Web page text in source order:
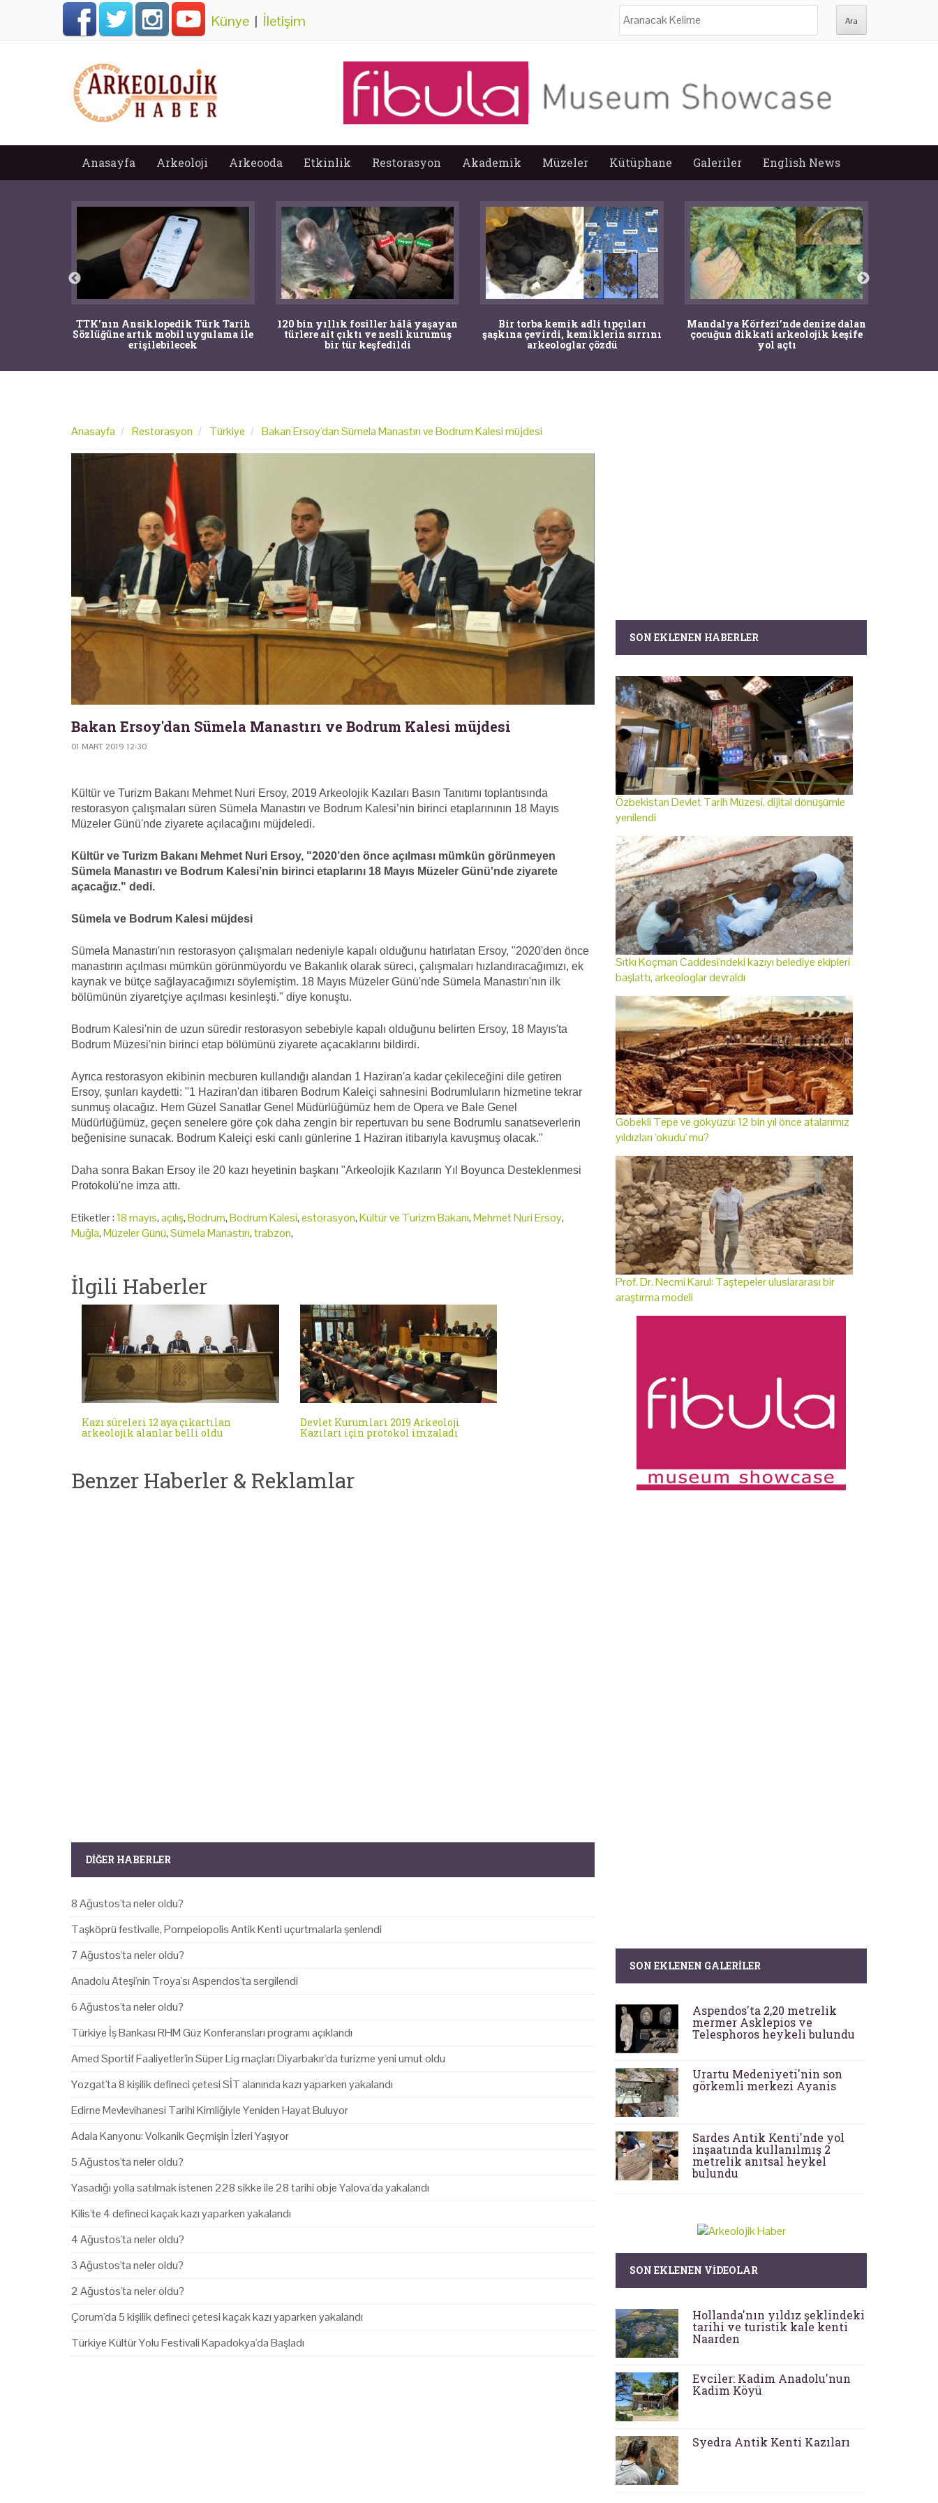
Künye | İletişim
Anasayfa Arkeoloji Arkeooda Etkinlik Restorasyon Akademik Müzeler Kütüphane Galeriler English News
TTK'nın Ansiklopedik Türk Tarih
Sözlüğüne artık mobil uygulama ile
erişilebilecek
120 bin yıllık fosiller hâlâ yaşayan
türlere ait çıktı ve nesli kurumuş
bir tür keşfedildi
Bir torba kemik adli tıpçıları
şaşkına çevirdi, kemiklerin sırrını
arkeologlar çözdü
Mandalya Körfezi’nde denize dalan
çocuğun dikkati arkeolojik keşife
yol açtı
Anasayfa Restorasyon Türkiye Bakan Ersoy'dan Sümela Manastırı ve Bodrum Kalesi müjdesi
Bakan Ersoy'dan Sümela Manastırı ve Bodrum Kalesi müjdesi
01 MART 2019 12:30
Kültür ve Turizm Bakanı Mehmet Nuri Ersoy, 2019 Arkeolojik Kazıları Basın Tanıtımı toplantısında
restorasyon çalışmaları süren Sümela Manastırı ve Bodrum Kalesi’nin birinci etaplarınının 18 Mayıs
Müzeler Günü'nde ziyarete açılacağını müjdeledi.
Kültür ve Turizm Bakanı Mehmet Nuri Ersoy, "2020’den önce açılması mümkün görünmeyen
Sümela Manastırı ve Bodrum Kalesi’nin birinci etaplarını 18 Mayıs Müzeler Günü'nde ziyarete
açacağız." dedi.
Sümela ve Bodrum Kalesi müjdesi
Sümela Manastırı'nın restorasyon çalışmaları nedeniyle kapalı olduğunu hatırlatan Ersoy, "2020'den önce
manastırın açılması mümkün görünmüyordu ve Bakanlık olarak süreci, çalışmaları hızlandıracağımızı, ek
kaynak ve bütçe sağlayacağımızı söylemiştim. 18 Mayıs Müzeler Günü'nde Sümela Manastırı'nın ilk
bölümünün ziyaretçiye açılması kesinleşti." diye konuştu.
Bodrum Kalesi'nin de uzun süredir restorasyon sebebiyle kapalı olduğunu belirten Ersoy, 18 Mayıs'ta
Bodrum Müzesi'nin birinci etap bölümünü ziyarete açacaklarını bildirdi.
Ayrıca restorasyon ekibinin mecburen kullandığı alandan 1 Haziran'a kadar çekileceğini dile getiren
Ersoy, şunları kaydetti: "1 Haziran'dan itibaren Bodrum Kaleiçi sahnesini Bodrumluların hizmetine tekrar
sunmuş olacağız. Hem Güzel Sanatlar Genel Müdürlüğümüz hem de Opera ve Bale Genel
Müdürlüğümüz, geçen senelere göre çok daha zengin bir repertuvarı bu sene Bodrumlu sanatseverlerin
beğenisine sunacak. Bodrum Kaleiçi eski canlı günlerine 1 Haziran itibarıyla kavuşmuş olacak."
Daha sonra Bakan Ersoy ile 20 kazı heyetinin başkanı "Arkeolojik Kazıların Yıl Boyunca Desteklenmesi
Protokolü'ne imza attı.
Etiketler :18 mayıs,açılış,Bodrum,Bodrum Kalesi,estorasyon,Kültür ve Turizm Bakanı,Mehmet Nuri Ersoy,
Muğla,Müzeler Günü,Sümela Manastırı,trabzon,
İlgili Haberler
Kazı süreleri 12 aya çıkartılan
arkeolojik alanlar belli oldu
Devlet Kurumları 2019 Arkeoloji
Kazıları için protokol imzaladı
Benzer Haberler & Reklamlar
DIĞER HABERLER
8 Ağustos'ta neler oldu?
Taşköprü festivalle, Pompeiopolis Antik Kenti uçurtmalarla şenlendi
7 Ağustos'ta neler oldu?
Anadolu Ateşi'nin Troya'sı Aspendos'ta sergilendi
6 Ağustos'ta neler oldu?
Türkiye İş Bankası RHM Güz Konferansları programı açıklandı
Amed Sportif Faaliyetler'in Süper Lig maçları Diyarbakır'da turizme yeni umut oldu
Yozgat'ta 8 kişilik defineci çetesi SİT alanında kazı yaparken yakalandı
Edirne Mevlevihanesi Tarihi Kimliğiyle Yeniden Hayat Buluyor
Adala Kanyonu: Volkanik Geçmişin İzleri Yaşıyor
5 Ağustos'ta neler oldu?
Yasadığı yolla satılmak istenen 228 sikke ile 28 tarihi obje Yalova'da yakalandı
Kilis'te 4 defineci kaçak kazı yaparken yakalandı
4 Ağustos'ta neler oldu?
3 Ağustos'ta neler oldu?
2 Ağustos'ta neler oldu?
Çorum'da 5 kişilik defineci çetesi kaçak kazı yaparken yakalandı
Türkiye Kültür Yolu Festivali Kapadokya'da Başladı
SON EKLENEN HABERLER
Özbekistan Devlet Tarih Müzesi, dijital dönüşümle
yenilendi
Sıtkı Koçman Caddesi'ndeki kazıyı belediye ekipleri
başlattı, arkeologlar devraldı
Göbekli Tepe ve gökyüzü: 12 bin yıl önce atalarımız
yıldızları 'okudu' mu?
Prof. Dr. Necmi Karul: Taştepeler uluslararası bir
araştırma modeli
SON EKLENEN GALERILER
Aspendos'ta 2,20 metrelik
mermer Asklepios ve
Telesphoros heykeli bulundu
Urartu Medeniyeti'nin son
görkemli merkezi Ayanis
Sardes Antik Kenti'nde yol
inşaatında kullanılmış 2
metrelik anıtsal heykel
bulundu
SON EKLENEN VIDEOLAR
Hollanda'nın yıldız şeklindeki
tarihi ve turistik kale kenti
Naarden
Evciler: Kadim Anadolu'nun
Kadim Köyü
Syedra Antik Kenti Kazıları